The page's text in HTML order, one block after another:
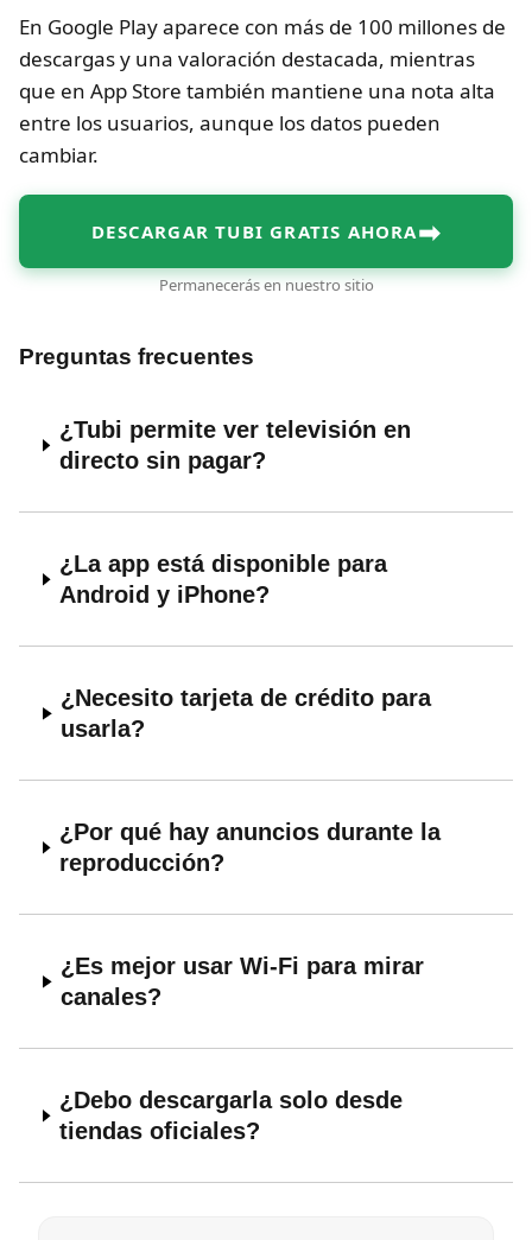
En Google Play aparece con más de 100 millones de
descargas y una valoración destacada, mientras
que en App Store también mantiene una nota alta
entre los usuarios, aunque los datos pueden
cambiar.
DESCARGAR TUBI GRATIS AHORA➡
Permanecerás en nuestro sitio
Preguntas frecuentes
¿Tubi permite ver televisión en
directo sin pagar?
¿La app está disponible para
Android y iPhone?
¿Necesito tarjeta de crédito para
usarla?
¿Por qué hay anuncios durante la
reproducción?
¿Es mejor usar Wi-Fi para mirar
canales?
¿Debo descargarla solo desde
tiendas oficiales?